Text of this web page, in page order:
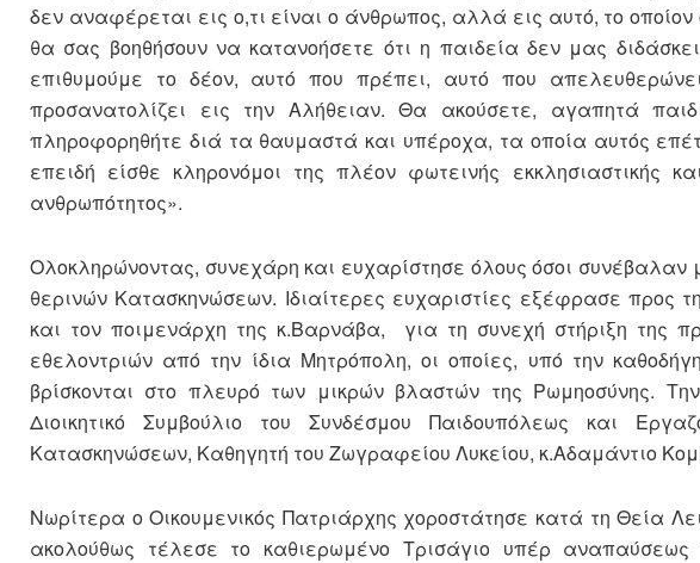
δεν αναφέρεται εις ο,τι είναι ο άνθρωπος, αλλά εις αυτό, το
θα σας βοηθήσουν να κατανοήσετε ότι η παιδεία δεν μας
επιθυμούμε το δέον, αυτό που πρέπει, αυτό που
προσανατολίζει εις την Αλήθειαν. Θα ακούσετε, αγαπητά
πληροφορηθήτε διά τα θαυμαστά και υπέροχα, τα οποία αυτός
επειδή είσθε κληρονόμοι της πλέον φωτεινής εκκλησιαστικής
ανθρωπότητος».
Ολοκληρώνοντας, συνεχάρη και ευχαρίστησε όλους όσοι
θερινών Κατασκηνώσεων. Ιδιαίτερες ευχαριστίες εξέφρασε
και τον ποιμενάρχη της κ.Βαρνάβα, για τη συνεχή στήριξη της
εθελοντριών από την ίδια Μητρόπολη, οι οποίες, υπό την
βρίσκονται στο πλευρό των μικρών βλαστών της Ρωμηοσύνης.
Διοικητικό Συμβούλιο του Συνδέσμου Παιδουπόλεως και
Κατασκηνώσεων, Καθηγητή του Ζωγραφείου Λυκείου, κ.Αδαμάντιο
Νωρίτερα ο Οικουμενικός Πατριάρχης χοροστάτησε κατά τη Θεία
ακολούθως τέλεσε το καθιερωμένο Τρισάγιο υπέρ